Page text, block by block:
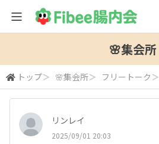
🌸集会所
トップ＞ 🌸集会所＞ フリートーク ＞
リンレイ
2025/09/01 20:03